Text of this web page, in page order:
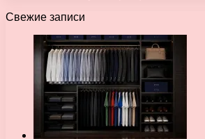
Свежие записи